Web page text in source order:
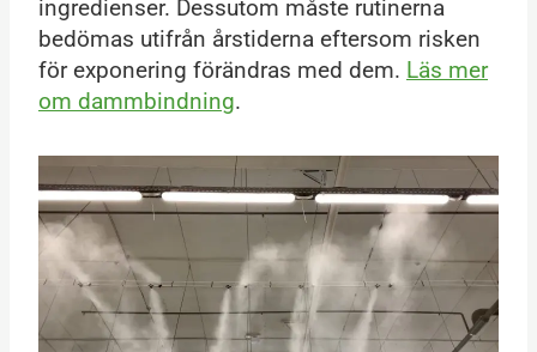
ingredienser. Dessutom måste rutinerna
bedömas utifrån årstiderna eftersom risken
för exponering förändras med dem. Läs mer
om dammbindning.